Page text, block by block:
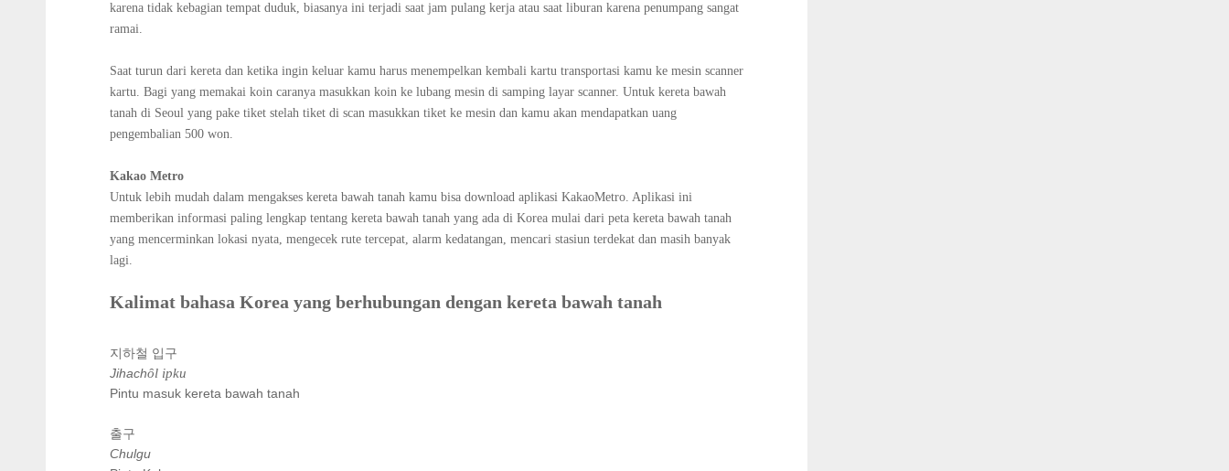
karena tidak kebagian tempat duduk, biasanya ini terjadi saat jam pulang kerja atau saat liburan karena penumpang sangat
ramai.
Saat turun dari kereta dan ketika ingin keluar kamu harus menempelkan kembali kartu transportasi kamu ke mesin scanner
kartu. Bagi yang memakai koin caranya masukkan koin ke lubang mesin di samping layar scanner. Untuk kereta bawah
tanah di Seoul yang pake tiket stelah tiket di scan masukkan tiket ke mesin dan kamu akan mendapatkan uang
pengembalian 500 won.
Kakao Metro
Untuk lebih mudah dalam mengakses kereta bawah tanah kamu bisa download aplikasi KakaoMetro. Aplikasi ini
memberikan informasi paling lengkap tentang kereta bawah tanah yang ada di Korea mulai dari peta kereta bawah tanah
yang mencerminkan lokasi nyata, mengecek rute tercepat, alarm kedatangan, mencari stasiun terdekat dan masih banyak
lagi.
Kalimat bahasa Korea yang berhubungan dengan kereta bawah tanah
지하철 입구
Jihachȏl ipku
Pintu masuk kereta bawah tanah
출구
Chulgu